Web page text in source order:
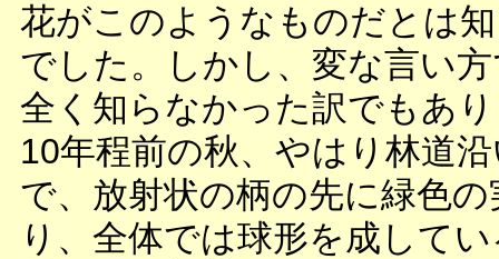
花がこのようなものだとは
でした。しかし、変な言い
全く知らなかった訳でもあ
10年程前の秋、やはり林道
で、放射状の柄の先に緑色
り、全体では球形を成して